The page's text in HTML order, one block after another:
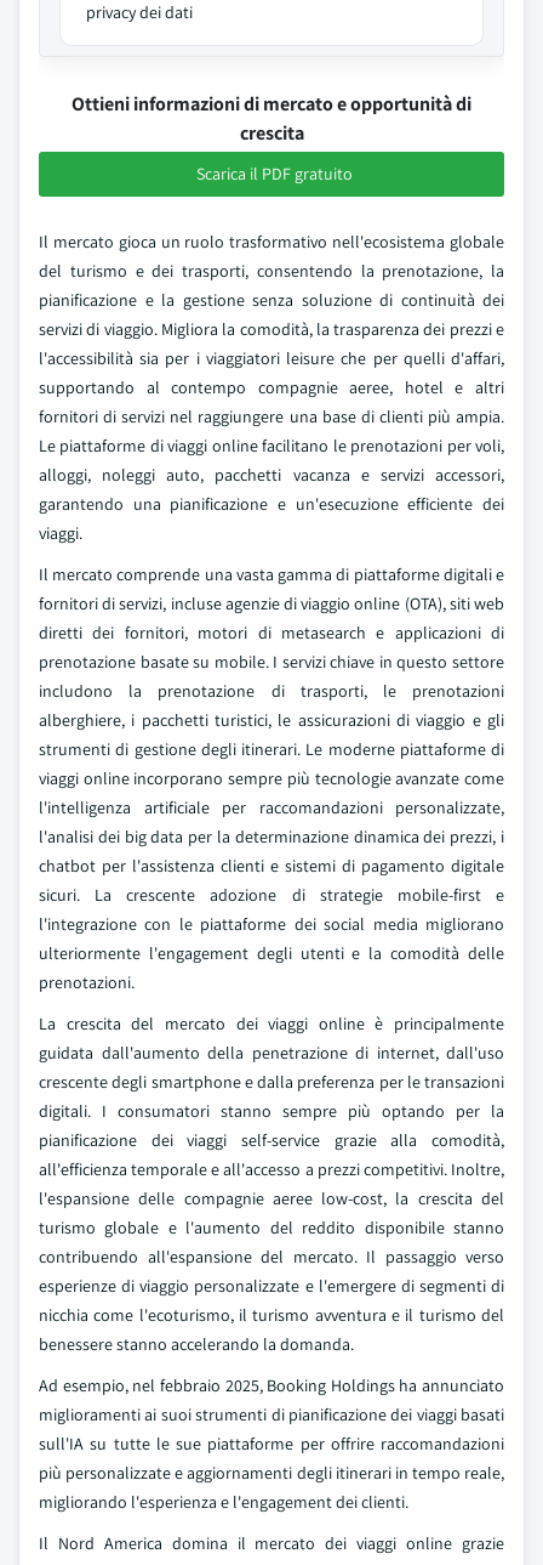
privacy dei dati
Ottieni informazioni di mercato e opportunità di
crescita
Scarica il PDF gratuito
Il mercato gioca un ruolo trasformativo nell'ecosistema globale
del turismo e dei trasporti, consentendo la prenotazione, la
pianificazione e la gestione senza soluzione di continuità dei
servizi di viaggio. Migliora la comodità, la trasparenza dei prezzi e
l'accessibilità sia per i viaggiatori leisure che per quelli d'affari,
supportando al contempo compagnie aeree, hotel e altri
fornitori di servizi nel raggiungere una base di clienti più ampia.
Le piattaforme di viaggi online facilitano le prenotazioni per voli,
alloggi, noleggi auto, pacchetti vacanza e servizi accessori,
garantendo una pianificazione e un'esecuzione efficiente dei
viaggi.
Il mercato comprende una vasta gamma di piattaforme digitali e
fornitori di servizi, incluse agenzie di viaggio online (OTA), siti web
diretti dei fornitori, motori di metasearch e applicazioni di
prenotazione basate su mobile. I servizi chiave in questo settore
includono la prenotazione di trasporti, le prenotazioni
alberghiere, i pacchetti turistici, le assicurazioni di viaggio e gli
strumenti di gestione degli itinerari. Le moderne piattaforme di
viaggi online incorporano sempre più tecnologie avanzate come
l'intelligenza artificiale per raccomandazioni personalizzate,
l'analisi dei big data per la determinazione dinamica dei prezzi, i
chatbot per l'assistenza clienti e sistemi di pagamento digitale
sicuri. La crescente adozione di strategie mobile-first e
l'integrazione con le piattaforme dei social media migliorano
ulteriormente l'engagement degli utenti e la comodità delle
prenotazioni.
La crescita del mercato dei viaggi online è principalmente
guidata dall'aumento della penetrazione di internet, dall'uso
crescente degli smartphone e dalla preferenza per le transazioni
digitali. I consumatori stanno sempre più optando per la
pianificazione dei viaggi self-service grazie alla comodità,
all'efficienza temporale e all'accesso a prezzi competitivi. Inoltre,
l'espansione delle compagnie aeree low-cost, la crescita del
turismo globale e l'aumento del reddito disponibile stanno
contribuendo all'espansione del mercato. Il passaggio verso
esperienze di viaggio personalizzate e l'emergere di segmenti di
nicchia come l'ecoturismo, il turismo avventura e il turismo del
benessere stanno accelerando la domanda.
Ad esempio, nel febbraio 2025, Booking Holdings ha annunciato
miglioramenti ai suoi strumenti di pianificazione dei viaggi basati
sull'IA su tutte le sue piattaforme per offrire raccomandazioni
più personalizzate e aggiornamenti degli itinerari in tempo reale,
migliorando l'esperienza e l'engagement dei clienti.
Il Nord America domina il mercato dei viaggi online grazie